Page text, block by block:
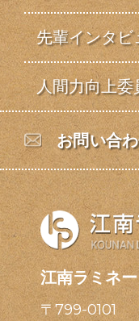
先輩インタビ
人間力向上委
お問い合
江南ラミネ
〒799-0101